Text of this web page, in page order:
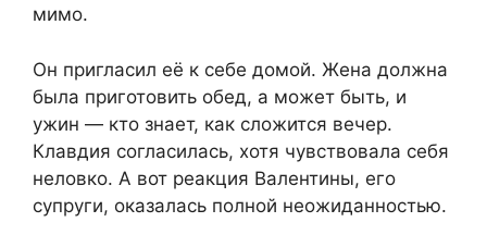
мимо.
Он пригласил её к себе домой. Жена должна
была приготовить обед, а может быть, и
ужин — кто знает, как сложится вечер.
Клавдия согласилась, хотя чувствовала себя
неловко. А вот реакция Валентины, его
супруги, оказалась полной неожиданностью.